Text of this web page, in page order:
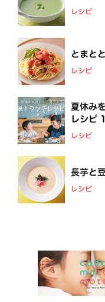
レシピ
とまと
レシピ
夏休み
レシピ
レシピ
長芋と
レシピ